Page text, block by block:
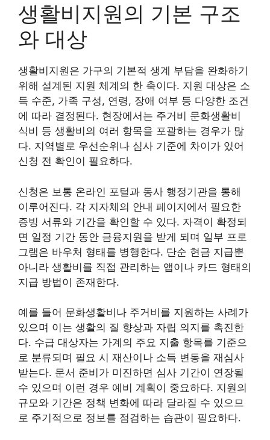
생활비지원의 기본 구조
와 대상
생활비지원은 가구의 기본적 생계 부담을 완화하기
위해 설계된 지원 체계의 한 축이다. 지원 대상은 소
득 수준, 가족 구성, 연령, 장애 여부 등 다양한 조건
에 따라 결정된다. 현장에서는 주거비 문화생활비
식비 등 생활비의 여러 항목을 포괄하는 경우가 많
다. 지역별로 우선순위나 심사 기준에 차이가 있어
신청 전 확인이 필요하다.
신청은 보통 온라인 포털과 동사 행정기관을 통해
이루어진다. 각 지자체의 안내 페이지에서 필요한
증빙 서류와 기간을 확인할 수 있다. 자격이 확정되
면 일정 기간 동안 금융지원을 받게 되며 일부 프로
그램은 바우처 형태를 병행한다. 단순 현금 지급뿐
아니라 생활비를 직접 관리하는 앱이나 카드 형태의
지급 방법이 존재한다.
예를 들어 문화생활비나 주거비를 지원하는 사례가
있으며 이는 생활의 질 향상과 자립 의지를 촉진한
다. 수급 대상자는 가계의 주요 지출 항목를 기준으
로 분류되며 필요 시 재산이나 소득 변동을 재심사
받는다. 문서 준비가 미진하면 심사 기간이 연장될
수 있으며 이런 경우 예비 계획이 중요하다. 지원의
규모와 기간은 정책 변화에 따라 달라질 수 있으므
로 주기적으로 정보를 점검하는 습관이 필요하다.